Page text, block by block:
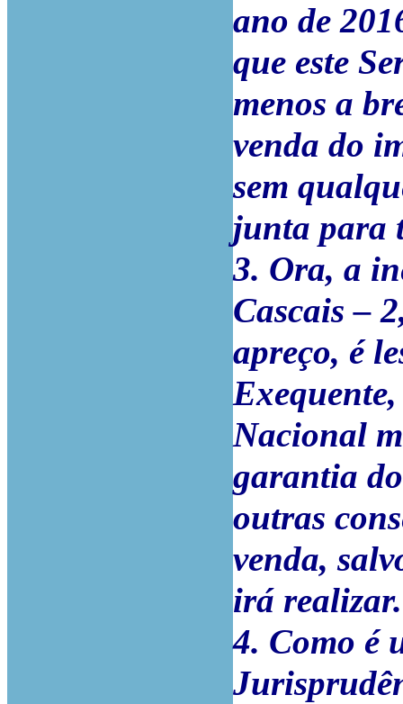
ano de
que este
menos a
venda do
sem
junta para
3. Ora, a
Cascais –
apreço, é
Nacional
garantia
outras
venda,
irá realizar.
4. Como é